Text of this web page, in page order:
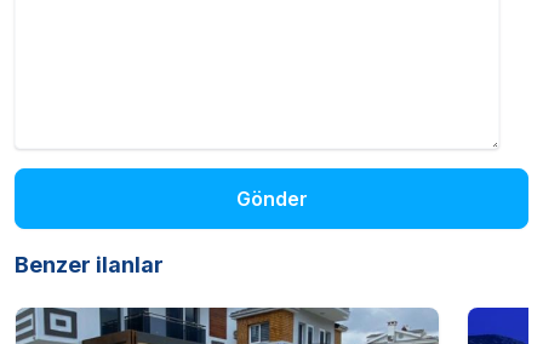
Gönder
Benzer ilanlar